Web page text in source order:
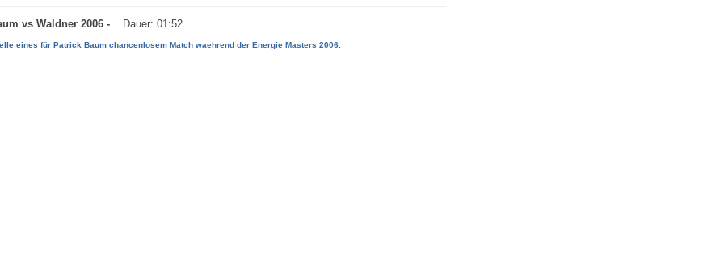
vs Waldner 2006 - Dauer: 01:52
eines für Patrick Baum chancenlosem Match waehrend der Energie Masters 2006.